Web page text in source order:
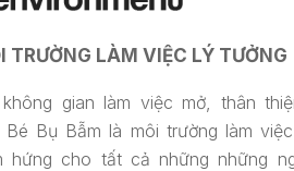
TRƯỜNG LÀM VIỆC LÝ TƯỞNG
gian làm việc mở, thân
Bé Bụ Bẫm là môi trường làm
hứng cho tất cả những những